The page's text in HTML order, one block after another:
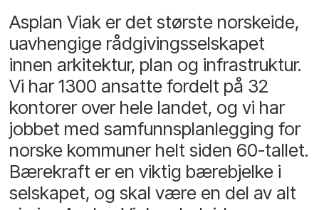
Asplan Viak er det største norskeide,
uavhengige rådgivingsselskapet
innen arkitektur, plan og infrastruktur.
Vi har 1300 ansatte fordelt på 32
kontorer over hele landet, og vi har
jobbet med samfunnsplanlegging for
norske kommuner helt siden 60-tallet.
Bærekraft er en viktig bærebjelke i
selskapet, og skal være en del av alt